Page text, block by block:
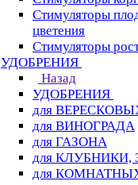
Стимуляторы
цветения
Стимуляторы
УДОБРЕНИЯ
Назад
УДОБРЕНИЯ
для
для ВИНОГРАДА
для ГАЗОНА
для
для